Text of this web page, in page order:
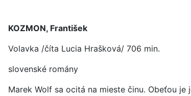
KOZMON, František
Volavka /číta Lucia Hrašková/ 706 min.
slovenské romány
Marek Wolf sa ocitá na mieste činu. Obeťou